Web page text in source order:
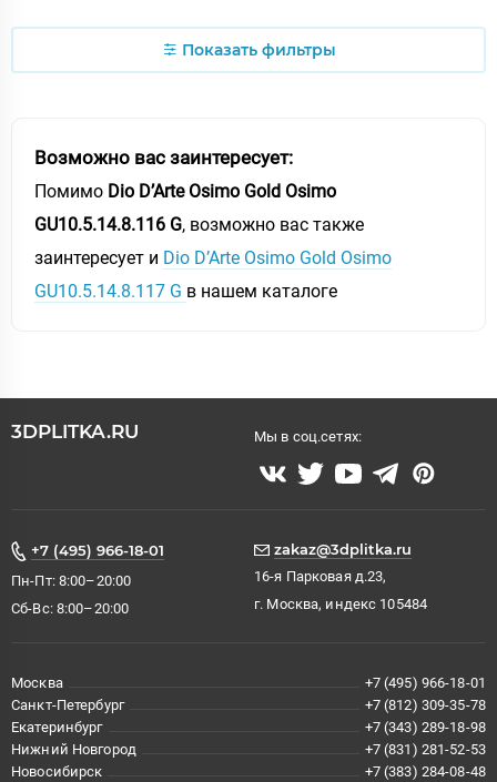
Показать фильтры
Возможно вас заинтересует:
Помимо Dio D’Arte Osimo Gold Osimo
GU10.5.14.8.116 G, возможно вас также
заинтересует и Dio D’Arte Osimo Gold Osimo
GU10.5.14.8.117 G в нашем каталоге
3DPLITKA.RU Мы в соц.сетях:
+7 (495) 966-18-01
Пн-Пт: 8:00–20:00
Сб-Вс: 8:00–20:00
zakaz@3dplitka.ru
16-я Парковая д.23,
г. Москва, индекс 105484
Москва
+7 (495) 966-18-01
Санкт-Петербург
+7 (812) 309-35-78
Екатеринбург
+7 (343) 289-18-98
Нижний Новгород
+7 (831) 281-52-53
Новосибирск
+7 (383) 284-08-48